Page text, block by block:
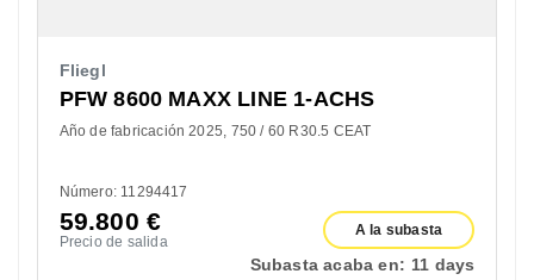
Fliegl
PFW 8600 MAXX LINE 1-ACHS
Año de fabricación 2025 750 / 60 R30.5 CEAT
Número: 11294417
59.800 €
Precio de salida
A la subasta
Subasta acaba en: 11 days